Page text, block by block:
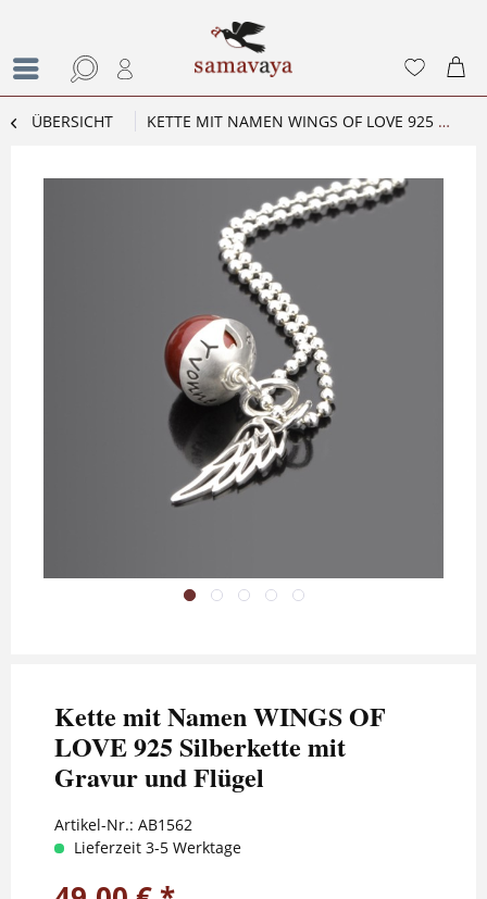
ÜBERSICHT KETTE MIT NAMEN WINGS OF LOVE 925 SILBERKETTE MIT GRAVUR UND FLÜGEL
Kette mit Namen WINGS OF
LOVE 925 Silberkette mit
Gravur und Flügel
Artikel-Nr.: AB1562
Lieferzeit 3-5 Werktage